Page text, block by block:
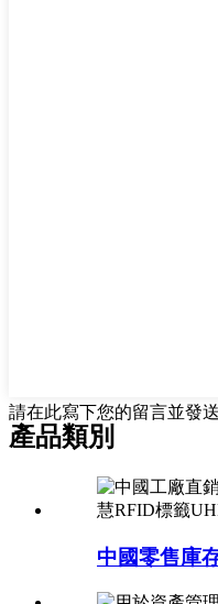
請在此寫下您的留言並發送
產品類別
中國零售庫